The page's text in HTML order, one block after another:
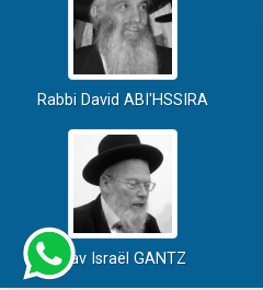
Rabbi David ABI'HSSIRA
Rav Israël GANTZ